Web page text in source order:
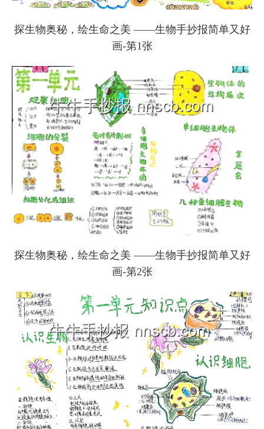
探生物奥秘，绘生命之美 ——生物手抄报简单又好
画-第1张
探生物奥秘，绘生命之美 ——生物手抄报简单又好
画-第2张